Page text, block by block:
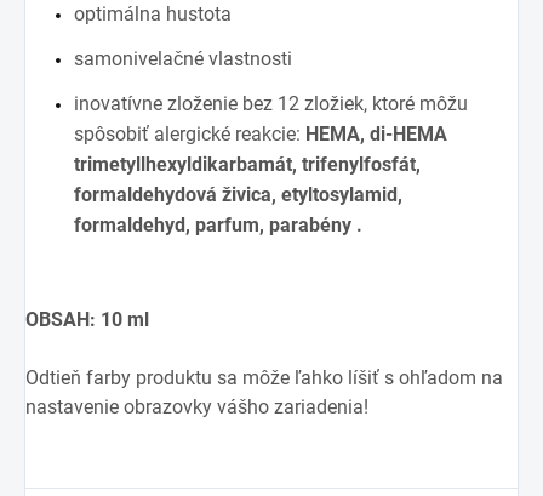
optimálna hustota
samonivelačné vlastnosti
inovatívne zloženie bez 12 zložiek, ktoré môžu
spôsobiť alergické reakcie: HEMA, di-HEMA
trimetyllhexyldikarbamát, trifenylfosfát,
formaldehydová živica, etyltosylamid,
formaldehyd, parfum, parabény .
OBSAH: 10 ml
Odtieň farby produktu sa môže ľahko líšiť s ohľadom na
nastavenie obrazovky vášho zariadenia!